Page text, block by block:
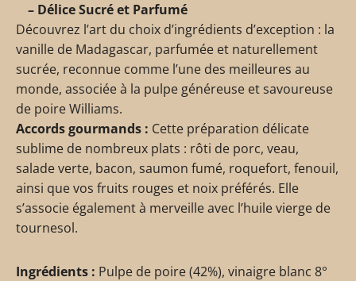
– Délice Sucré et Parfumé
Découvrez l’art du choix d’ingrédients d’exception : la
vanille de Madagascar, parfumée et naturellement
sucrée, reconnue comme l’une des meilleures au
monde, associée à la pulpe généreuse et savoureuse
de poire Williams.
Accords gourmands : Cette préparation délicate
sublime de nombreux plats : rôti de porc, veau,
salade verte, bacon, saumon fumé, roquefort, fenouil,
ainsi que vos fruits rouges et noix préférés. Elle
s’associe également à merveille avec l’huile vierge de
tournesol.
Ingrédients : Pulpe de poire (42%), vinaigre blanc 8°